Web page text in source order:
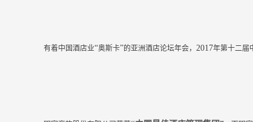
有着中国酒店业“奥斯卡”的亚洲酒店论坛年会， 2017年第十二届